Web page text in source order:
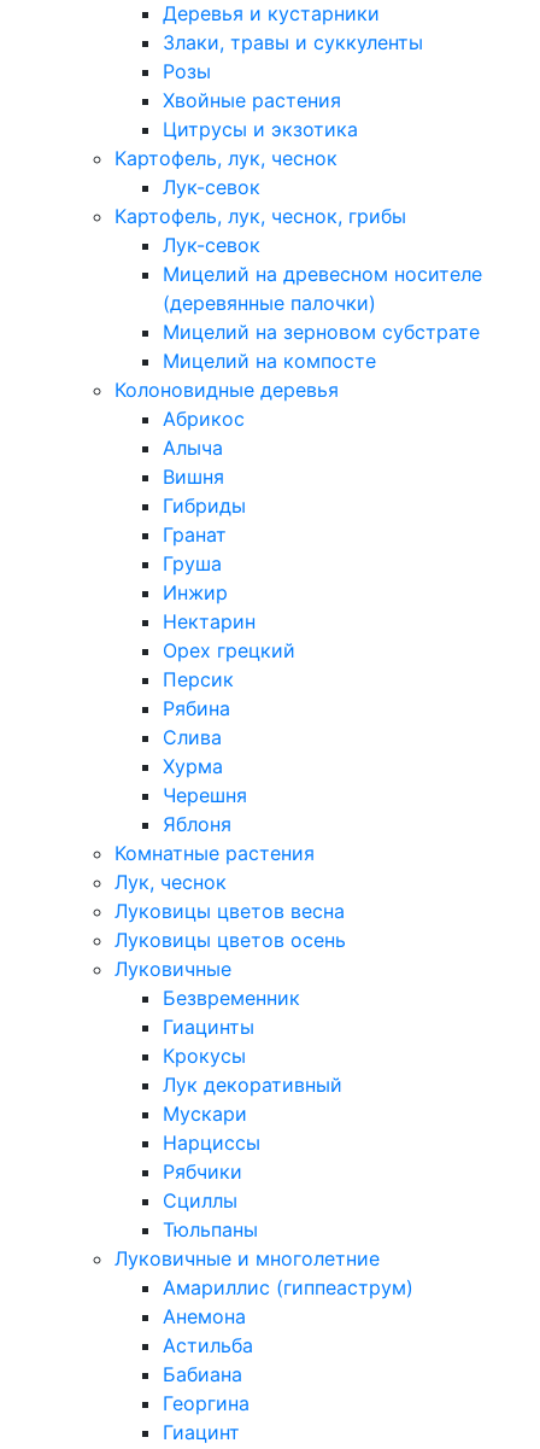
Деревья и кустарники
Злаки, травы и суккуленты
Розы
Хвойные растения
Цитрусы и экзотика
Картофель, лук, чеснок
Лук-севок
Картофель, лук, чеснок, грибы
Лук-севок
Мицелий на древесном носителе
(деревянные палочки)
Мицелий на зерновом субстрате
Мицелий на компосте
Колоновидные деревья
Абрикос
Алыча
Вишня
Гибриды
Гранат
Груша
Инжир
Нектарин
Орех грецкий
Персик
Рябина
Слива
Хурма
Черешня
Яблоня
Комнатные растения
Лук, чеснок
Луковицы цветов весна
Луковицы цветов осень
Луковичные
Безвременник
Гиацинты
Крокусы
Лук декоративный
Мускари
Нарциссы
Рябчики
Сциллы
Тюльпаны
Луковичные и многолетние
Амариллис (гиппеаструм)
Анемона
Астильба
Бабиана
Георгина
Гиацинт